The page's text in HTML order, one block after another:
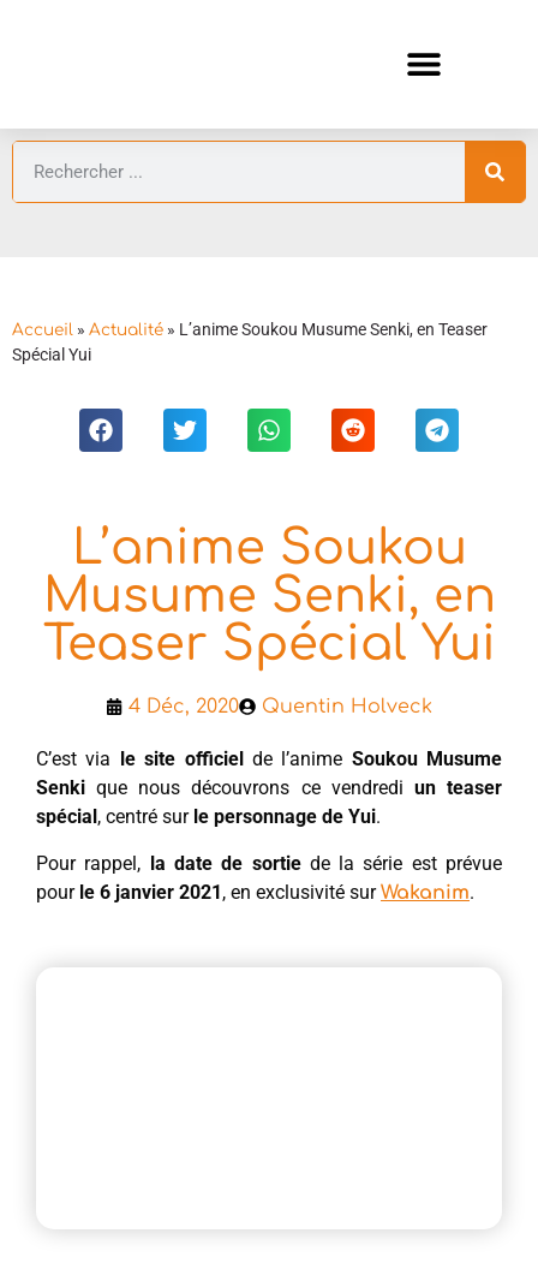
Accueil » Actualité » L’anime Soukou Musume Senki, en Teaser
Spécial Yui
L’anime Soukou
Musume Senki, en
Teaser Spécial Yui
4 Déc, 2020 Quentin Holveck
C’est via le site officielde l’anime Soukou Musume
Senki que nous découvrons ce vendredi un teaser
spécial, centré sur le personnage de Yui.
Pour rappel, la date de sortiede la série est prévue
pour le 6 janvier 2021, en exclusivité surWakanim.